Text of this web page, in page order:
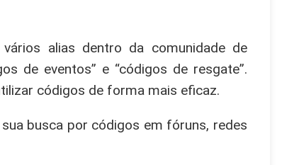
alias dentro da comunidade de
de eventos” e “códigos de resgate”.
códigos de forma mais eficaz.
busca por códigos em fóruns, redes